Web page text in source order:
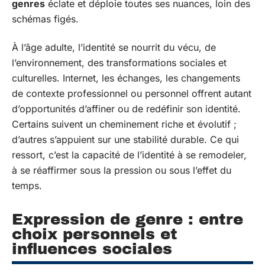
genres éclate et déploie toutes ses nuances, loin des
schémas figés.
À l’âge adulte, l’identité se nourrit du vécu, de
l’environnement, des transformations sociales et
culturelles. Internet, les échanges, les changements
de contexte professionnel ou personnel offrent autant
d’opportunités d’affiner ou de redéfinir son identité.
Certains suivent un cheminement riche et évolutif ;
d’autres s’appuient sur une stabilité durable. Ce qui
ressort, c’est la capacité de l’identité à se remodeler,
à se réaffirmer sous la pression ou sous l’effet du
temps.
Expression de genre : entre
choix personnels et
influences sociales